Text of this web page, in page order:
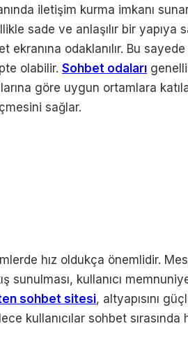
iletişim kurma imkanı
sade ve anlaşılır bir yapıya
ekranına odaklanılır. Bu
olabilir. Sohbet odaları
göre uygun ortamlara
sağlar.
hız oldukça önemlidir.
sunulması, kullanıcı
sohbet sitesi, altyapısını
kullanıcılar sohbet sırasında